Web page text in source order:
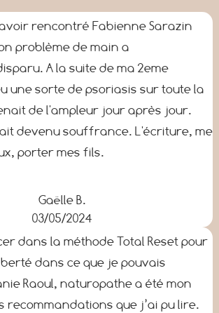
rencontré Fabienne Sarazin
problème de main a
A la suite de ma 2eme
une sorte de psoriasis sur toute la
de l'ampleur jour après jour.
devenu souffrance. L'écriture, me
porter mes fils.
Gaëlle B.
03/05/2024
dans la méthode Total Reset pour
dans ce que je pouvais
Raoul, naturopathe a été mon
recommandations que j’ai pu lire.